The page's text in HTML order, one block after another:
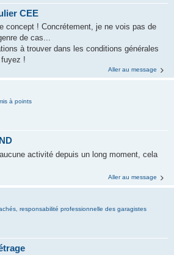
CEE
concept ! Concrétement, je ne vois pas de
de cas...
à trouver dans les conditions générales
!
Aller au message
à points
activité depuis un long moment, cela
Aller au message
responsabilité professionnelle des garagistes